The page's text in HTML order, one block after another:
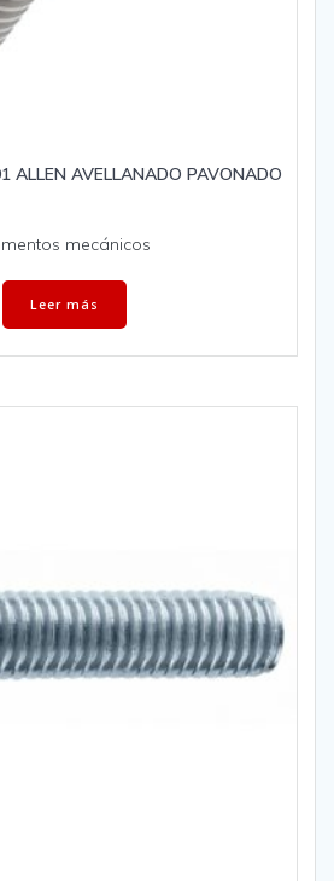
ALLEN AVELLANADO PAVONADO
mecánicos
Leer más